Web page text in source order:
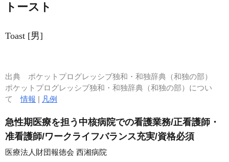
トースト
Toast [男]
出典 ポケットプログレッシブ独和・和独辞典（和独の部）
ポケットプログレッシブ独和・和独辞典（和独の部）につい
て情報 | 凡例
急性期医療を担う中核病院での看護業務/正看護師・
准看護師/ワークライフバランス充実/資格必須
医療法人財団報徳会 西湘病院